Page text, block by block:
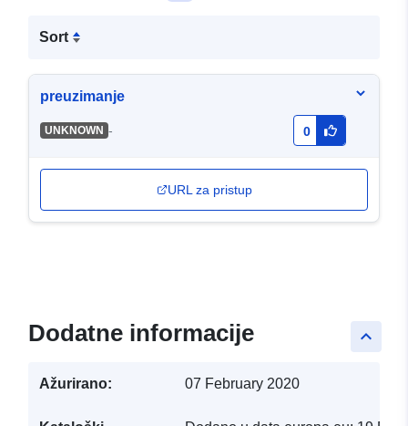
Sort
preuzimanje
UNKNOWN - 0
URL za pristup
keyboard_arrow_up
Dodatne informacije
Ažurirano: 07 February 2020